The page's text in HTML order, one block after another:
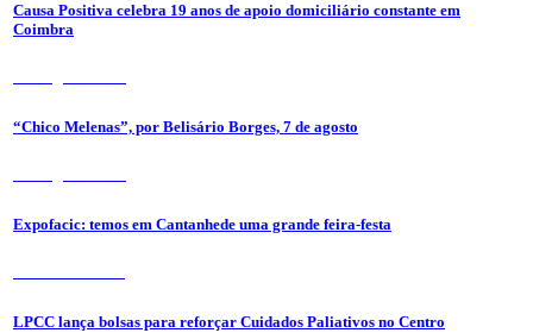
Causa Positiva celebra 19 anos de apoio domiciliário constante em
Coimbra
“Chico Melenas”, por Belisário Borges, 7 de agosto
Expofacic: temos em Cantanhede uma grande feira-festa
LPCC lança bolsas para reforçar Cuidados Paliativos no Centro